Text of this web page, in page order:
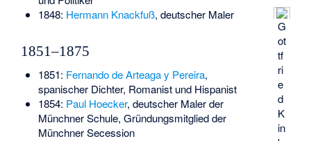
G
ot
tf
ri
e
d
K
in
1848: Hermann Knackfuß, deutscher Maler
1851–1875
1851: Fernando de Arteaga y Pereira,
spanischer Dichter, Romanist und Hispanist
1854: Paul Hoecker, deutscher Maler der
Münchner Schule, Gründungsmitglied der
Münchner Secession